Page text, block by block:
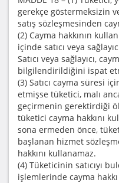
gerekçe göstermeksizin
satış sözleşmesinden
(2) Cayma hakkının
içinde satıcı veya
Satıcı veya sağlayıcı,
bilgilendirildiğini ispat
(3) Satıcı cayma süresi
etmişse tüketici, malı
geçirmenin gerektirdiği
tüketici cayma hakkını
sona ermeden önce,
başlanan hizmet
hakkını kullanamaz.
(4) Tüketicinin satıcıyı
işlemlerinde cayma